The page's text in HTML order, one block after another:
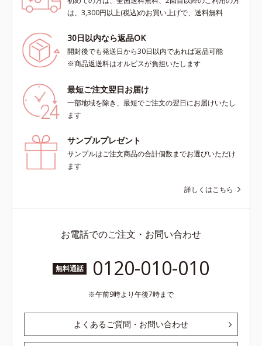
は、3,300円以上(税込)のお買い上げで、送料無料
30日以内なら返品OK
開封後でも発送日から30日以内であれば返品可能
※商品返送料はオルビスが負担いたします
最短ご注文翌日お届け
一部地域を除き、最短でご注文の翌日にお届けいたし
ます
サンプルプレゼント
サンプルはご注文商品の合計個数までお選びいただけ
ます
詳しくはこちら
お電話でのご注文・お問い合わせ
無料通話 0120-010-010
午前9時より午後7時まで
よくあるご質問・お問い合わせ